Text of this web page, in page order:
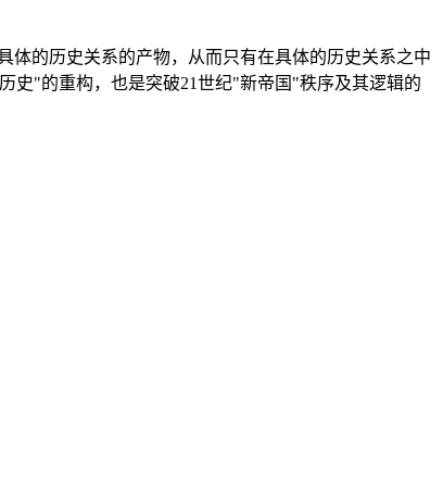
体的历史关系的产物，从而只有在具体的历史关系之中
史"的重构，也是突破21世纪"新帝国"秩序及其逻辑的